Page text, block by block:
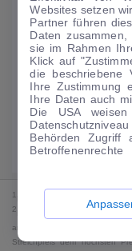
188
0 € Anzahlung ·60
Angebot
Kraftstoffverbrauch
CO₂-Klasse G · WLTP*
1
2 Bei dem Streichpreis
an auto.de übermittelten
Streichpreis dem höchsten
Websites setzen
Partner führen
Daten
sie im Rahmen
Klick auf
die beschriebene
Ihre Zustimmung
Ihre Daten auch
Die USA
Behörden Zugriff
anpassen. Dies
Cookie-Richtlinie
Sie in unserer